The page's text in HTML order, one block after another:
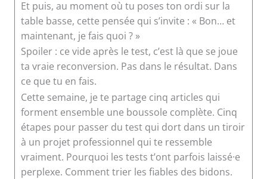
Et puis, au moment où tu poses ton ordi sur la
table basse, cette pensée qui s’invite : « Bon… et
maintenant, je fais quoi ? »
Spoiler : ce vide après le test, c’est là que se joue
ta vraie reconversion. Pas dans le résultat. Dans
ce que tu en fais.
Cette semaine, je te partage cinq articles qui
forment ensemble une boussole complète. Cinq
étapes pour passer du test qui dort dans un tiroir
à un projet professionnel qui te ressemble
vraiment. Pourquoi les tests t’ont parfois laissé·e
perplexe. Comment trier les fiables des bidons.